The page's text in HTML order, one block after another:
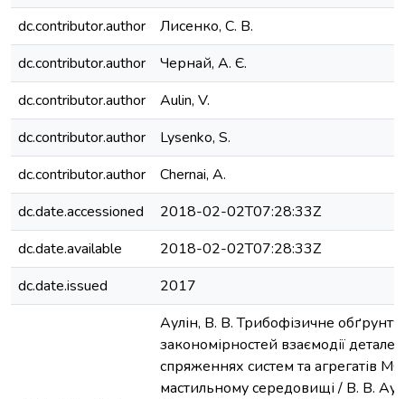
dc.contributor.author
Лисенко, С. В.
dc.contributor.author
Чернай, А. Є.
dc.contributor.author
Aulin, V.
dc.contributor.author
Lysenko, S.
dc.contributor.author
Chernai, A.
dc.date.accessioned
2018-02-02T07:28:33Z
dc.date.available
2018-02-02T07:28:33Z
dc.date.issued
2017
Аулін, В. В. Трибофізичне
закономірностей взаємодії
спряженнях систем та агрегатів
мастильному середовищі / В. В.